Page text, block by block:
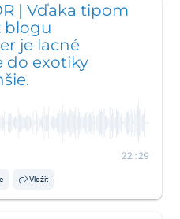
| Vďaka tipom
blogu
je lacné
do exotiky
22:29
Vložit